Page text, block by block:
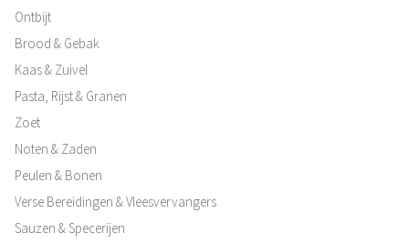
Ontbijt
Brood & Gebak
Kaas & Zuivel
Pasta, Rijst & Granen
Zoet
Noten & Zaden
Peulen & Bonen
Verse Bereidingen & Vleesvervangers
Sauzen & Specerijen